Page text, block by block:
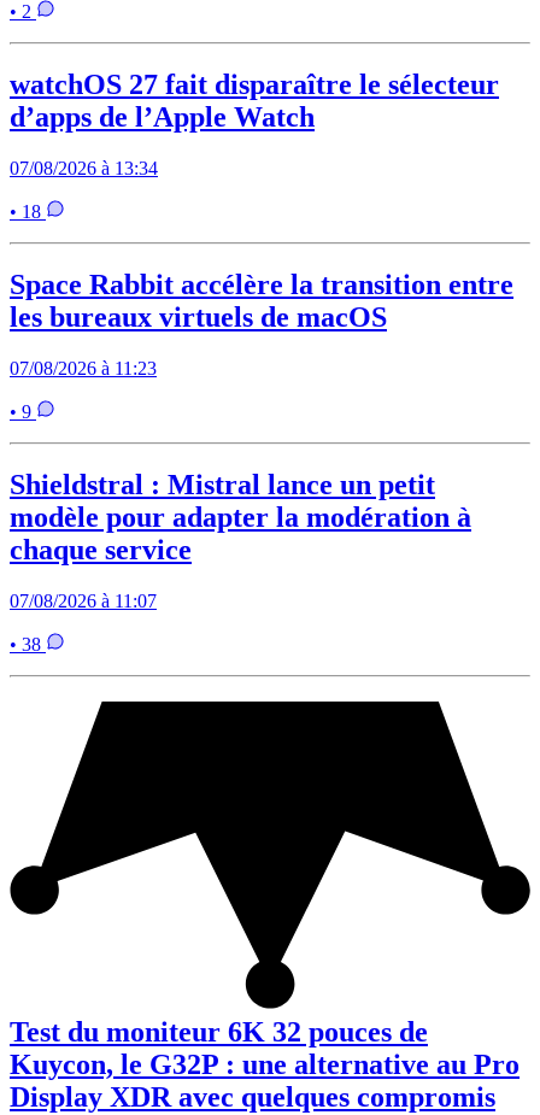
• 2
watchOS 27 fait disparaître le sélecteur
d’apps de l’Apple Watch
07/08/2026 à 13:34
• 18
Space Rabbit accélère la transition entre
les bureaux virtuels de macOS
07/08/2026 à 11:23
• 9
Shieldstral : Mistral lance un petit
modèle pour adapter la modération à
chaque service
07/08/2026 à 11:07
• 38
Test du moniteur 6K 32 pouces de
Kuycon, le G32P : une alternative au Pro
Display XDR avec quelques compromis